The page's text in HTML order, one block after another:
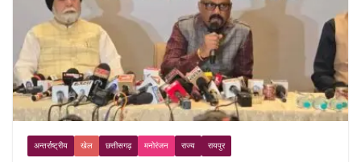
अन्तर्राष्ट्रीय खेल छत्तीसगढ़ मनोरंजन राज्य रायपुर